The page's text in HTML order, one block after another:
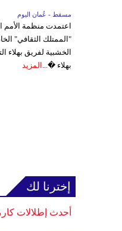
مسقط - عُمان اليوم
اعتمدت منظمة الأمم
"الممتلك الثقافي"
الخشبية لفريق
بهلاء �... المزيد
إخترنا لك
أحدث إطلالات